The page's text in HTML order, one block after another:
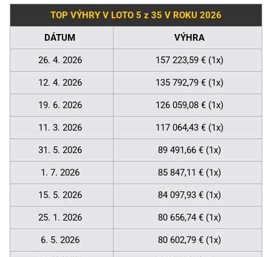
TOP VÝHRY V LOTO 5 z 35 V ROKU 2026
DÁTUM VÝHRA
26. 4. 2026 157 223,59 € (1x)
12. 4. 2026 135 792,79 € (1x)
19. 6. 2026 126 059,08 € (1x)
11. 3. 2026 117 064,43 € (1x)
31. 5. 2026 89 491,66 € (1x)
1. 7. 2026 85 847,11 € (1x)
15. 5. 2026 84 097,93 € (1x)
25. 1. 2026 80 656,74 € (1x)
6. 5. 2026 80 602,79 € (1x)